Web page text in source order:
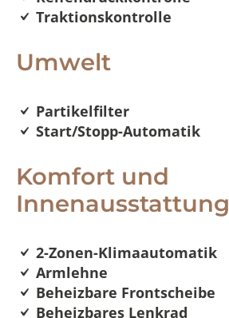
Traktionskontrolle
Umwelt
Partikelfilter
Start/Stopp-Automatik
Komfort und
Innenausstattung
2-Zonen-Klimaautomatik
Armlehne
Beheizbare Frontscheibe
Beheizbares Lenkrad